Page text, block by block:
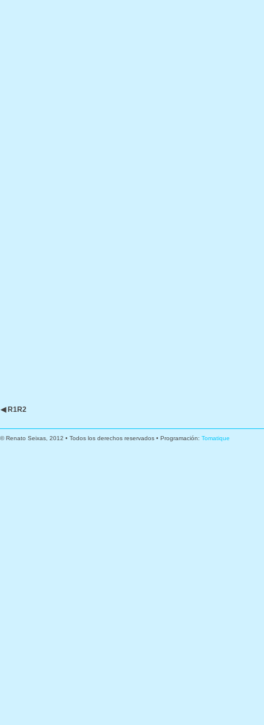
◀ R1R2
© Renato Seixas, 2012 • Todos los derechos reservados • Programación: Tomatique